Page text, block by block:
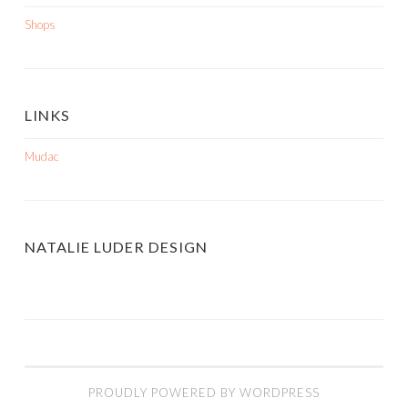
Shops
LINKS
Mudac
NATALIE LUDER DESIGN
PROUDLY POWERED BY WORDPRESS